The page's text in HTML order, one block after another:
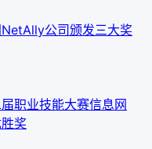
公司颁发三大奖
职业技能大赛信息网
奖